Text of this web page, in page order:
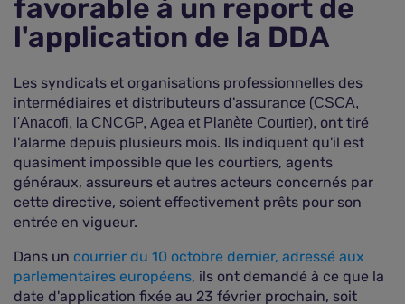
favorable à un report de
l'application de la DDA
Les syndicats et organisations professionnelles des
intermédiaires et distributeurs d'assurance (CSCA,
l'Anacofi, la CNCGP, Agea et Planète Courtier), ont tiré
l'alarme depuis plusieurs mois. Ils indiquent qu'il est
quasiment impossible que les courtiers, agents
généraux, assureurs et autres acteurs concernés par
cette directive, soient effectivement prêts pour son
entrée en vigueur.
Dans un courrier du 10 octobre dernier, adressé aux
parlementaires européens, ils ont demandé à ce que la
date d'application fixée au 23 février prochain, soit